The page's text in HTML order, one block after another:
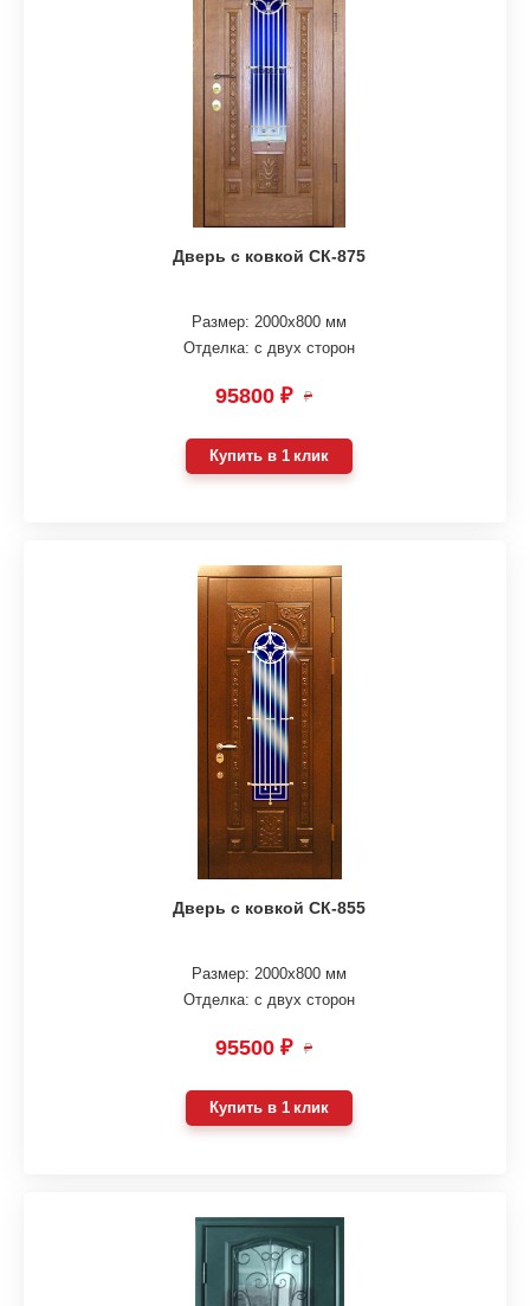
Дверь с ковкой СК-875
Размер: 2000х800 мм
Отделка: с двух сторон
95800 ₽ ₽
Купить в 1 клик
Дверь с ковкой СК-855
Размер: 2000х800 мм
Отделка: с двух сторон
95500 ₽ ₽
Купить в 1 клик